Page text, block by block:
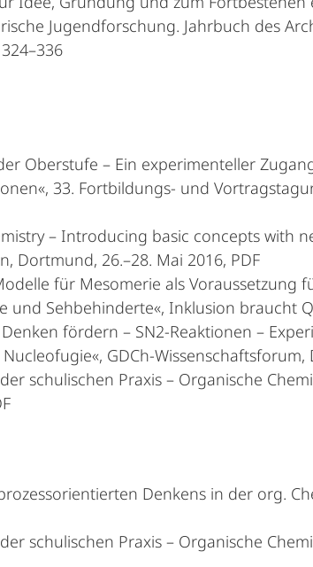
Jugendforschung. Jahrbuch des
Oberstufe – Ein experimenteller
33. Fortbildungs- und
– Introducing basic concepts with
Dortmund, 26.–28. Mai 2016, PDF
für Mesomerie als
Sehbehinderte«, Inklusion braucht
fördern – SN2-Reaktionen –
GDCh-Wissenschaftsforum,
schulischen Praxis – Organische
Denkens in der org.
schulischen Praxis – Organische